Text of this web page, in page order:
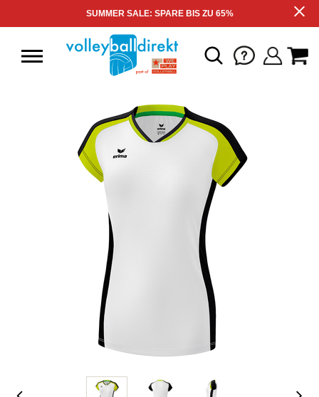
SUMMER SALE: SPARE BIS ZU 65%